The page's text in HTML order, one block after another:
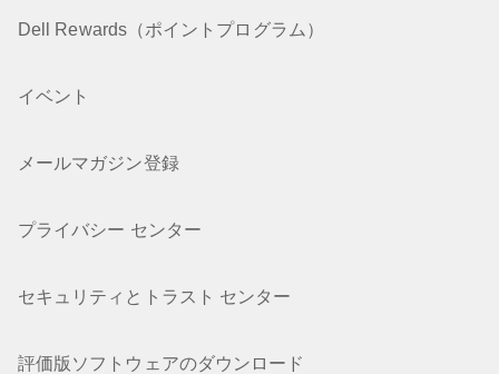
Dell Rewards（ポイントプログラム）
イベント
メールマガジン登録
プライバシー センター
セキュリティとトラスト センター
評価版ソフトウェアのダウンロード